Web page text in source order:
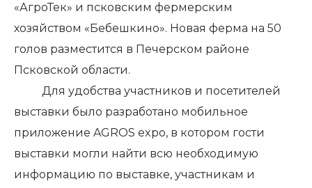
«АгроТек» и псковским фермерским
хозяйством «Бебешкино». Новая ферма на 50
голов разместится в Печерском районе
Псковской области.
Для удобства участников и посетителей
выставки было разработано мобильное
приложение AGROS expo, в котором гости
выставки могли найти всю необходимую
информацию по выставке, участникам и